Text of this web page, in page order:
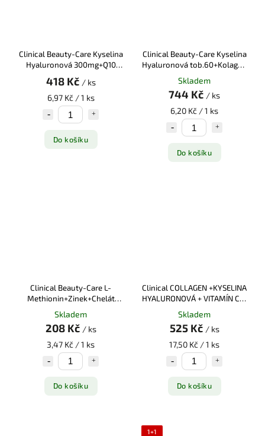
Clinical Beauty-Care Kyselina
Hyaluronová 300mg+Q10
tob.60
418 Kč / ks
6,97 Kč / 1 ks
Do košíku
Clinical Beauty-Care Kyselina
Hyaluronová tob.60+Kolagen
tbl.60
Skladem
744 Kč / ks
6,20 Kč / 1 ks
Do košíku
Clinical Beauty-Care L-
Methionin+Zinek+Chelát
Skladem
208 Kč / ks
3,47 Kč / 1 ks
Do košíku
Clinical COLLAGEN +KYSELINA
HYALURONOVÁ + VITAMÍN C &
Skladem
525 Kč / ks
17,50 Kč / 1 ks
Do košíku
1+1